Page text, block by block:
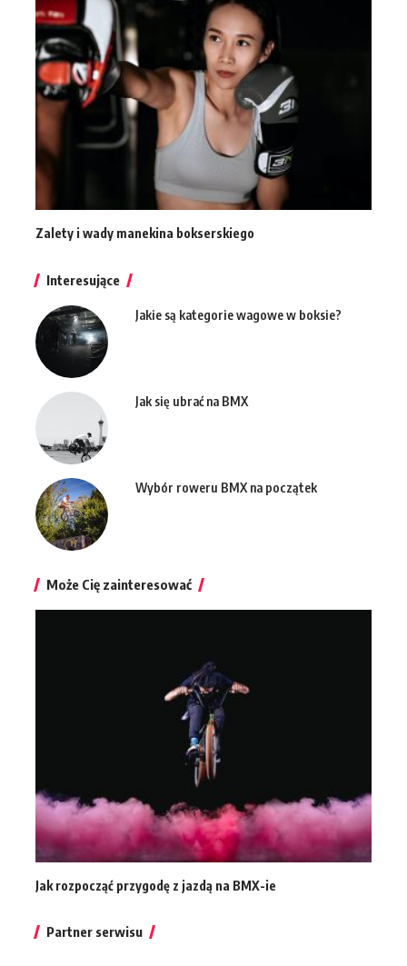
Zalety i wady manekina bokserskiego
Interesujące
Jakie są kategorie wagowe w boksie?
Jak się ubrać na BMX
Wybór roweru BMX na początek
Może Cię zainteresować
Jak rozpocząć przygodę z jazdą na BMX-ie
Partner serwisu